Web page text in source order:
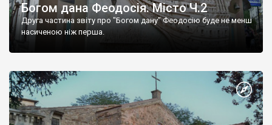
Богом дана Феодосія. Місто Ч.2
Друга частина звіту про "Богом дану" Феодосію буде не менш
насиченою ніж перша.